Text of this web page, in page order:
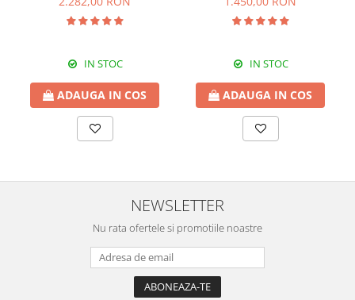
cm)
IN STOC
ADAUGA IN COS
IN STOC
ADAUGA IN COS
NEWSLETTER
Nu rata ofertele si promotiile noastre